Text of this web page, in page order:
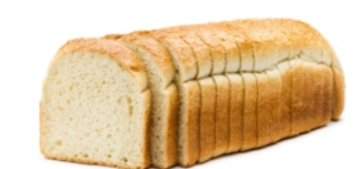
Fast Food
Aktivity
Denní aktivity
Cviky